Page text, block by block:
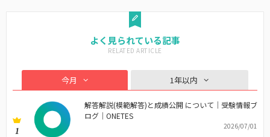
よく見られている記事
今月 1年以内
1
解答解説(模範解答)と成績公開 について｜受験情報ブ
ログ｜ONETES
2026/07/01